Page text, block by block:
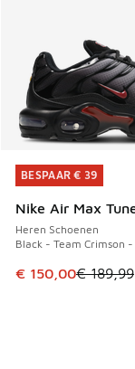
BESPAAR € 39
Nike Air Max
Heren Schoenen
Black - Team Crimson -
Dit artikel is in
€ 150,00€ 189,99
BESPAAR € 39